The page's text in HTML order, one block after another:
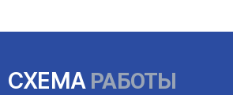
СХЕМАРАБОТЫ